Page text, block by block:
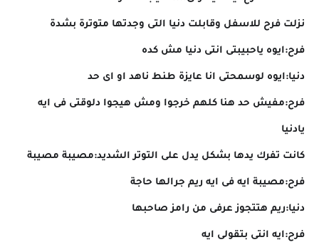
نزلت فرح للاسفل وقابلت دنيا التى وجدتها متوترة بشدة
فرح:ايوه ياحبيبتى انتى دنيا مش كده
دنيا:ايوه لوسمحتى انا عايزة طنط ناهد او اى حد
فرح:مفيش حد هنا كلهم خرجوا ومش هيجوا دلوقتى فى ايه
يادنيا
كانت تفرك يدها بشكل يدل على التوتر الشديد:مصيبة مصيبة
فرح:مصيبة ايه فى ايه ريم جرالها حاجة
دنيا:ريم هتتجوز عرفى من رامز صاحبها
فرح:ايه انتى بتقولى ايه